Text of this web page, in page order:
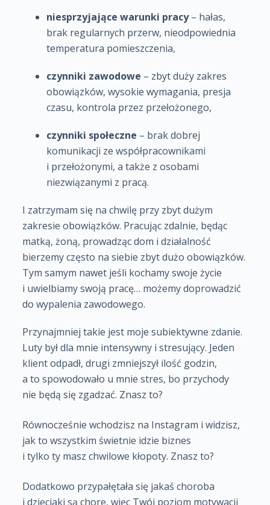
niesprzyjające warunki pracy– hałas,
brak regularnych przerw, nieodpowiednia
temperatura pomieszczenia,
czynniki zawodowe – zbyt duży zakres
obowiązków, wysokie wymagania, presja
czasu, kontrola przez przełożonego,
czynniki społeczne – brak dobrej
komunikacji ze współpracownikami
i przełożonymi, a także z osobami
niezwiązanymi z pracą.
I zatrzymam się na chwilę przy zbyt dużym
zakresie obowiązków. Pracując zdalnie, będąc
matką, żoną, prowadząc dom i działalność
bierzemy często na siebie zbyt dużo obowiązków.
Tym samym nawet jeśli kochamy swoje życie
i uwielbiamy swoją pracę… możemy doprowadzić
do wypalenia zawodowego.
Przynajmniej takie jest moje subiektywne zdanie.
Luty był dla mnie intensywny i stresujący. Jeden
klient odpadł, drugi zmniejszył ilość godzin,
a to spowodowało u mnie stres, bo przychody
nie będą się zgadzać. Znasz to?
Równocześnie wchodzisz na Instagram i widzisz,
jak to wszystkim świetnie idzie biznes
i tylko ty masz chwilowe kłopoty. Znasz to?
Dodatkowo przypałętała się jakaś choroba
i dzieciaki są chore, więc Twój poziom motywacji